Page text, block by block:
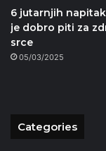
6 jutarnjih
je dobro piti za
srce
05/03/2025
Categories